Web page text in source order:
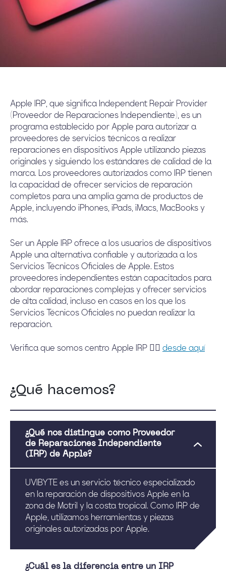
Apple IRP, que significa Independent Repair Provider
(Proveedor de Reparaciones Independiente), es un
programa establecido por Apple para autorizar a
proveedores de servicios técnicos a realizar
reparaciones en dispositivos Apple utilizando piezas
originales y siguiendo los estándares de calidad de la
marca. Los proveedores autorizados como IRP tienen
la capacidad de ofrecer servicios de reparación
completos para una amplia gama de productos de
Apple, incluyendo iPhones, iPads, iMacs, MacBooks y
más.
Ser un Apple IRP ofrece a los usuarios de dispositivos
Apple una alternativa confiable y autorizada a los
Servicios Técnicos Oficiales de Apple. Estos
proveedores independientes están capacitados para
abordar reparaciones complejas y ofrecer servicios
de alta calidad, incluso en casos en los que los
Servicios Técnicos Oficiales no puedan realizar la
reparación.
Verifica que somos centro Apple IRP 👉🏼 desde aquí
¿Qué hacemos?
¿Qué nos distingue como Proveedor
de Reparaciones Independiente
(IRP) de Apple?
UVIBYTE es un servicio técnico especializado
en la reparación de dispositivos Apple en la
zona de Motril y la costa tropical. Como IRP de
Apple, utilizamos herramientas y piezas
originales autorizadas por Apple.
¿Cuál es la diferencia entre un IRP